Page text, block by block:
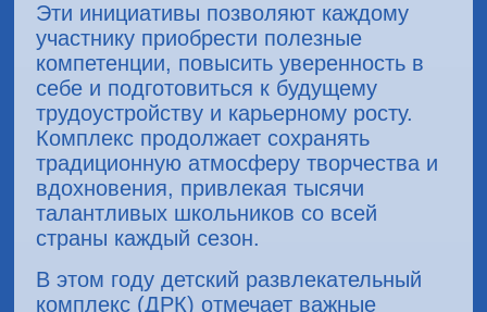
Эти инициативы позволяют каждому
участнику приобрести полезные
компетенции, повысить уверенность в
себе и подготовиться к будущему
трудоустройству и карьерному росту.
Комплекс продолжает сохранять
традиционную атмосферу творчества и
вдохновения, привлекая тысячи
талантливых школьников со всей
страны каждый сезон.
В этом году детский развлекательный
комплекс (ДРК) отмечает важные